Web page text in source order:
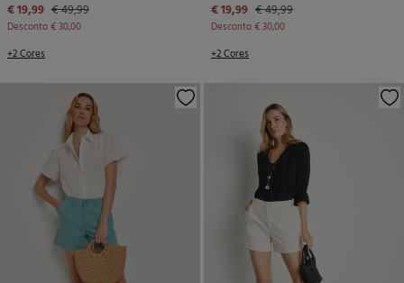
€ 19,99 € 49,99
Desconto€ 30,00
+2 Cores
€ 19,99 € 49,99
Desconto€ 30,00
+2 Cores